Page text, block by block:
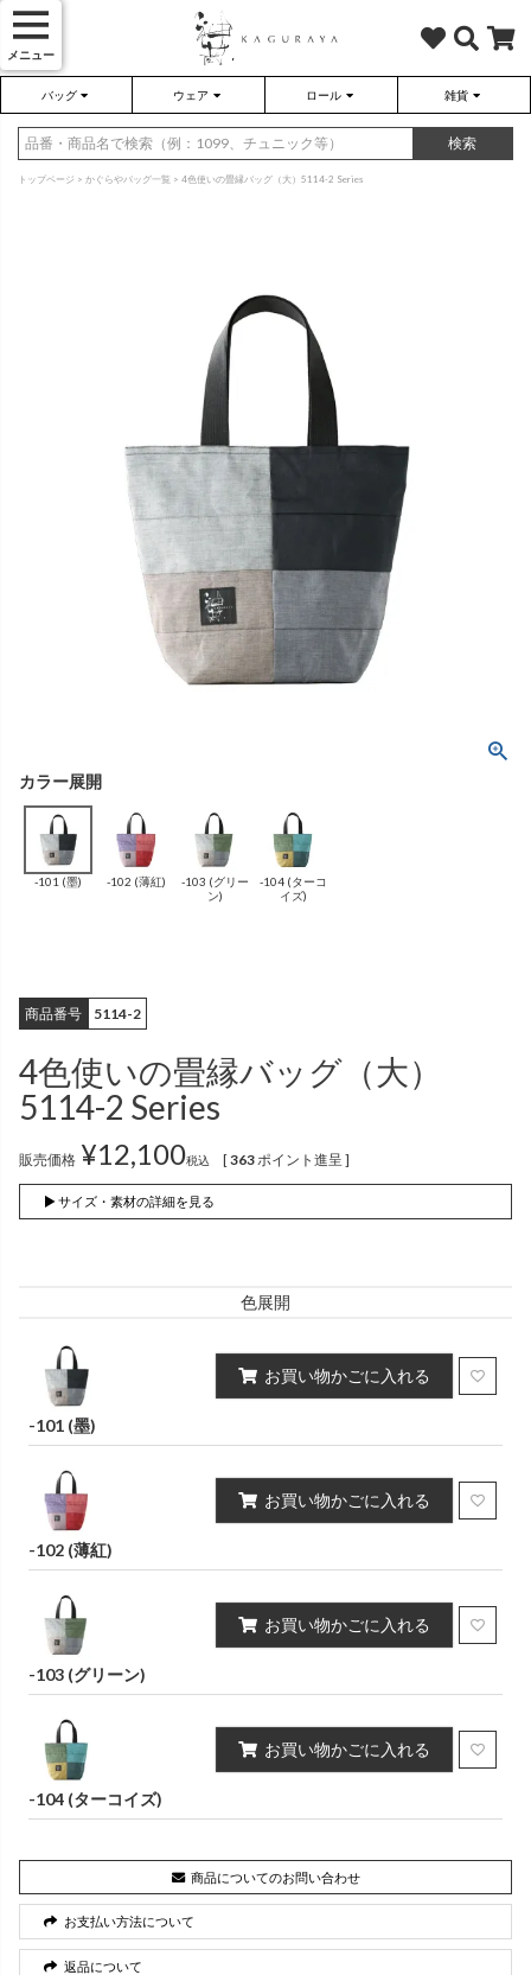
メニュー
バッグ
かぐらやバッグ
ショルダーバッグ ポーチ・小物
かぐらやバッグ一覧
ウェア
かぐらやウェア
ワンピース チュニック
インナー パンツ
ロール
かぐらやロール
（綿80%、ポリエステル15%、
（綿80%、ポリエステル15%、
ふんわりあたたか（無地）
（綿56%、アクリル24%、
ポリウレタン4%）
ふんわりあたたか
（ボーダー）
（綿56%、アクリル24%、
ナイロン16%、
（無地）
（レーヨン76％、ポリエステル18％、
シルク4％、ポリウレタン2%）
（レーヨン76%、
シルク4%
麻（無地）
（綿56％、ポリエステル：18％、
麻12%、ラミー12%、
麻プラス（ボーダー）
（綿56%、ポリエステル18%、
かぐらやロール一覧
雑貨
雑貨
ソックス・タイツ・ストッキ
ング
インテリア雑貨
雑貨一覧
検索
トップページ かぐらやバッグ一覧 4色使いの畳縁バッグ（大）5114-2 Series
-101 (墨) -102 (薄紅)
-103 (グリー
ン)
-104 (ターコ
イズ)
商品番号 5114-2
4色使いの畳縁バッグ（大）
5114-2 Series
販売価格 ¥12,100税込 [363 ポイント進呈 ]
▶ サイズ・素材の詳細を見る
色展開
-101 (墨)
お買い物かごに入れる
-102 (薄紅)
お買い物かごに入れる
-103 (グリーン)
お買い物かごに入れる
-104 (ターコイズ)
お買い物かごに入れる
商品についてのお問い合わせ
お支払い方法について
返品について